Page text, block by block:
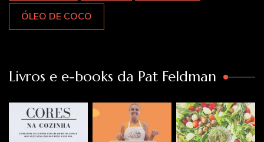
ÓLEO DE COCO
Livros e e-books da Pat Feldman